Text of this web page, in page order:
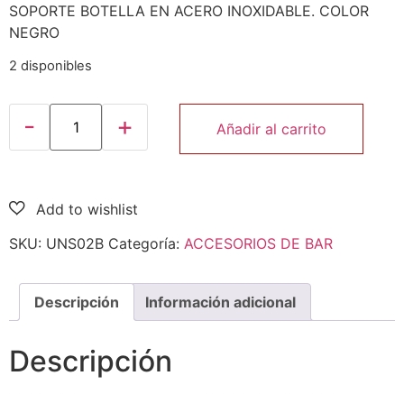
SOPORTE BOTELLA EN ACERO INOXIDABLE. COLOR
NEGRO
2 disponibles
Añadir al carrito
SKU: UNS02B Categoría: ACCESORIOS DE BAR
Descripción Información adicional
Descripción